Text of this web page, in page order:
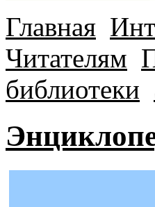
Главная
Читателям
библиотеки